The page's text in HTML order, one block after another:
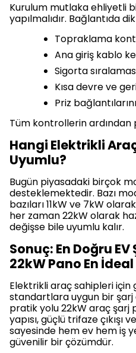
Kurulum mutlaka ehliyetli
yapılmalıdır. Bağlantıda
Topraklama
Ana giriş kablo
Sigorta
Kısa devre ve
Priz
Tüm kontrollerin ardından
Hangi Elektrikli
Uyumlu?
Bugün piyasadaki birçok
desteklemektedir. Bazı
bazıları 11kW ve 7kW
her zaman 22kW olarak
değişse bile uyumlu kalır.
Sonuç: En Doğru
22kW Pano En
Elektrikli araç sahipleri için
standartlara uygun bir şarj
pratik yolu 22kW araç şarj
yapısı, güçlü trifaze çıkışı
sayesinde hem ev hem iş
güvenilir bir çözümdür.